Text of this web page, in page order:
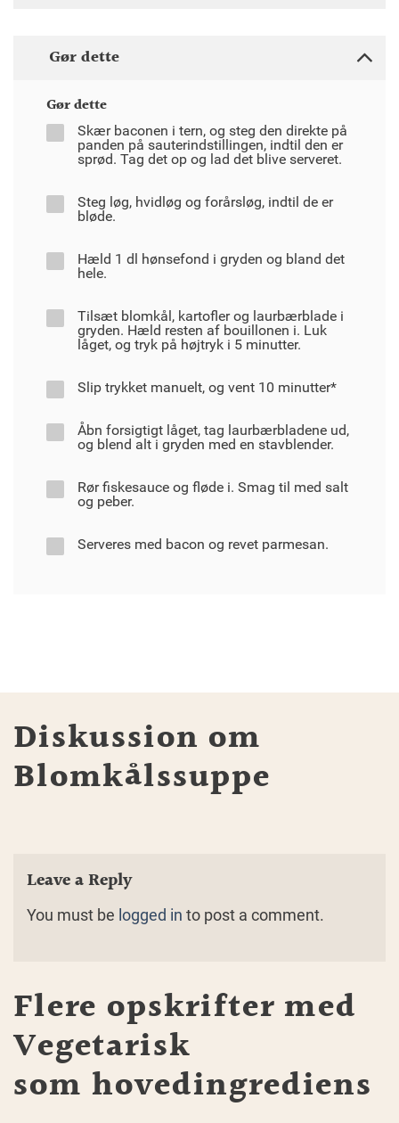
Gør dette
Gør dette
Skær baconen i tern, og steg den direkte på
panden på sauterindstillingen, indtil den er
sprød. Tag det op og lad det blive serveret.
Steg løg, hvidløg og forårsløg, indtil de er
bløde.
Hæld 1 dl hønsefond i gryden og bland det
hele.
Tilsæt blomkål, kartofler og laurbærblade i
gryden. Hæld resten af bouillonen i. Luk
låget, og tryk på højtryk i 5 minutter.
Slip trykket manuelt, og vent 10 minutter*
Åbn forsigtigt låget, tag laurbærbladene ud,
og blend alt i gryden med en stavblender.
Rør fiskesauce og fløde i. Smag til med salt
og peber.
Serveres med bacon og revet parmesan.
Diskussion om
Blomkålssuppe
Leave a Reply
You must be logged in to post a comment.
Flere opskrifter med
Vegetarisk
som hovedingrediens